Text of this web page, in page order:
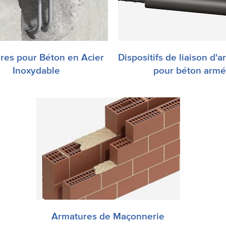
d’aciers inoxydable
construction augmente
pour Béton en Acier
Inoxydable
Les dispositifs de liaison
simplifient la conception
béton armé et
quantités d’armatures
Dispositifs de liaison
pour béton armé
Les armatures en acier,
Armatures de Maçonnerie